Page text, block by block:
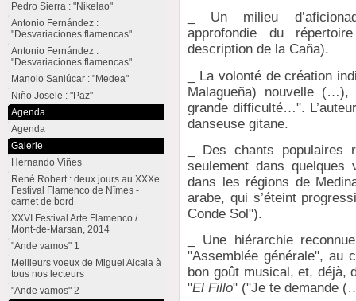
_ Un milieu
approfondie du
description de la Caña).
_ La volonté de création
Malagueña) nouvelle
grande difficulté…".
danseuse gitane.
_ Des chants
seulement dans quelques
dans les régions de
arabe, qui s’éteint
Conde Sol").
_ Une hiérarchie
"Assemblée générale", au
bon goût musical, et, déjà,
"El Fillo" ("Je te demande
Pedro Sierra : "Nikelao"
Antonio Fernández :
"Desvariaciones flamencas"
Antonio Fernández :
"Desvariaciones flamencas"
Manolo Sanlúcar : "Medea"
Niño Josele : "Paz"
Agenda
Agenda
Galerie
Hernando Viñes
René Robert : deux jours au XXXe
Festival Flamenco de Nîmes -
carnet de bord
XXVI Festival Arte Flamenco /
Mont-de-Marsan, 2014
"Ande vamos" 1
Meilleurs voeux de Miguel Alcala à
tous nos lecteurs
"Ande vamos" 2